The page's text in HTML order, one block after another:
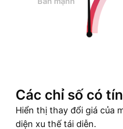
Các chỉ số có
Hiển thị thay đổi giá của
diện xu thế tái diễn.